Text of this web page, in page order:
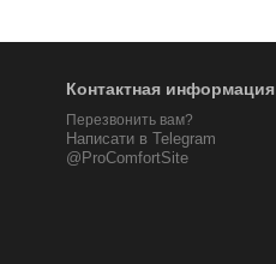
Контактная информация
Перезвонить вам?
Написати в Telegram
@ProComfortSite